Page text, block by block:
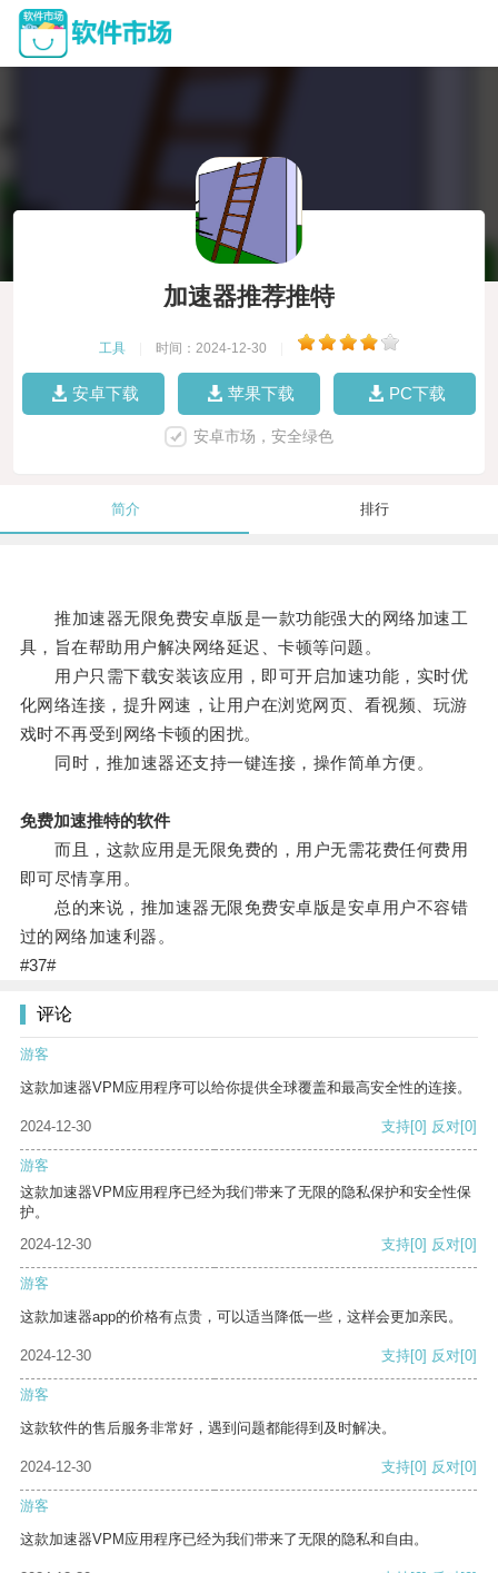
加速器推荐推特
工具 时间：2024-12-30
安卓下载 苹果下载 PC下载
安卓市场，安全绿色
简介 排行
推加速器无限免费安卓版是一款功能强大的网络加速工
具，旨在帮助用户解决网络延迟、卡顿等问题。
用户只需下载安装该应用，即可开启加速功能，实时优
化网络连接，提升网速，让用户在浏览网页、看视频、玩游
戏时不再受到网络卡顿的困扰。
同时，推加速器还支持一键连接，操作简单方便。
免费加速推特的软件
而且，这款应用是无限免费的，用户无需花费任何费用
即可尽情享用。
总的来说，推加速器无限免费安卓版是安卓用户不容错
过的网络加速利器。
#37#
评论
游客
这款加速器VPM应用程序可以给你提供全球覆盖和最高安全性的连接。
2024-12-30 支持[0] 反对[0]
游客
这款加速器VPM应用程序已经为我们带来了无限的隐私保护和安全性保
护。
2024-12-30
支持[0] 反对[0]
游客
这款加速器app的价格有点贵，可以适当降低一些，这样会更加亲民。
2024-12-30 支持[0] 反对[0]
游客
这款软件的售后服务非常好，遇到问题都能得到及时解决。
2024-12-30 支持[0] 反对[0]
游客
这款加速器VPM应用程序已经为我们带来了无限的隐私和自由。